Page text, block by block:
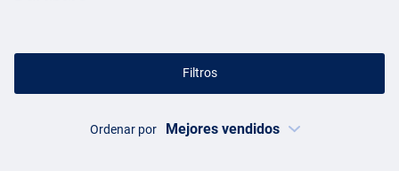
Filtros
Ordenar por